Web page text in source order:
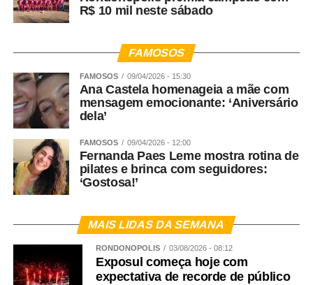
R$ 10 mil neste sábado
FAMOSOS
FAMOSOS 09/04/2026 - 15:30
Ana Castela homenageia a mãe com
mensagem emocionante: ‘Aniversário
dela’
FAMOSOS 09/04/2026 - 12:00
Fernanda Paes Leme mostra rotina de
pilates e brinca com seguidores:
‘Gostosa!’
MAIS LIDAS DA SEMANA
RONDONÓPOLIS 03/08/2026 - 08:12
Exposul começa hoje com
expectativa de recorde de público